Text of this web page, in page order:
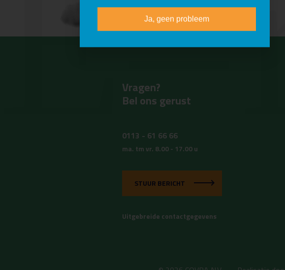
Vragen?
Bel ons gerust
0113 - 61 66 66
ma. tm vr. 8.00 - 17.00 u
STUUR BERICHT
Uitgebreide contactgegevens
Ja, geen probleem